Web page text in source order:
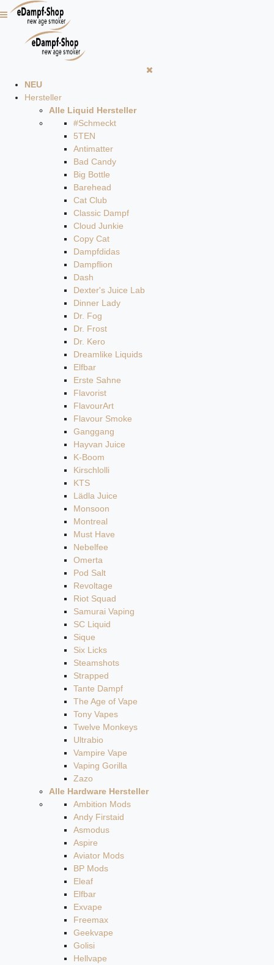
NEU
Hersteller
Alle Liquid Hersteller
#Schmeckt
5TEN
Antimatter
Bad Candy
Big Bottle
Barehead
Cat Club
Classic Dampf
Cloud Junkie
Copy Cat
Dampfdidas
Dampflion
Dash
Dexter's Juice Lab
Dinner Lady
Dr. Fog
Dr. Frost
Dr. Kero
Dreamlike Liquids
Elfbar
Erste Sahne
Flavorist
FlavourArt
Flavour Smoke
Ganggang
Hayvan Juice
K-Boom
Kirschlolli
KTS
Lädla Juice
Monsoon
Montreal
Must Have
Nebelfee
Omerta
Pod Salt
Revoltage
Riot Squad
Samurai Vaping
SC Liquid
Sique
Six Licks
Steamshots
Strapped
Tante Dampf
The Age of Vape
Tony Vapes
Twelve Monkeys
Ultrabio
Vampire Vape
Vaping Gorilla
Zazo
Alle Hardware Hersteller
Ambition Mods
Andy Firstaid
Asmodus
Aspire
Aviator Mods
BP Mods
Eleaf
Elfbar
Exvape
Freemax
Geekvape
Golisi
Hellvape